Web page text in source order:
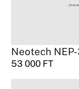
Neotech
53 000 FT